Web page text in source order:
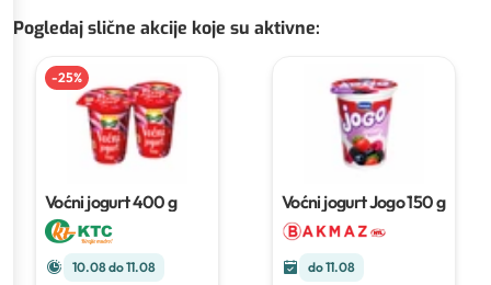
Pogledaj slične akcije koje su aktivne:
-25%
Voćni jogurt400 g
10.08 do 11.08
Voćni jogurt Jogo150 g
do 11.08